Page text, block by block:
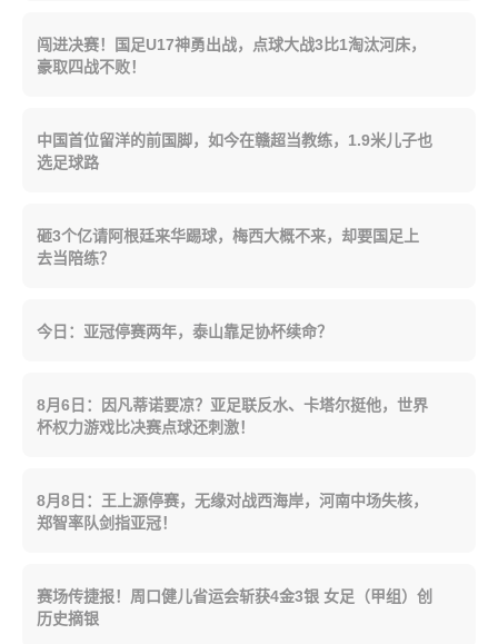
闯进决赛！国足U17神勇出战，点球大战3比1淘汰河床，
豪取四战不败！
中国首位留洋的前国脚，如今在赣超当教练，1.9米儿子也
选足球路
砸3个亿请阿根廷来华踢球，梅西大概不来，却要国足上
去当陪练？
今日：亚冠停赛两年，泰山靠足协杯续命？
8月6日：因凡蒂诺要凉？亚足联反水、卡塔尔挺他，世界
杯权力游戏比决赛点球还刺激！
8月8日：王上源停赛，无缘对战西海岸，河南中场失核，
郑智率队剑指亚冠！
赛场传捷报！周口健儿省运会斩获4金3银 女足（甲组）创
历史摘银